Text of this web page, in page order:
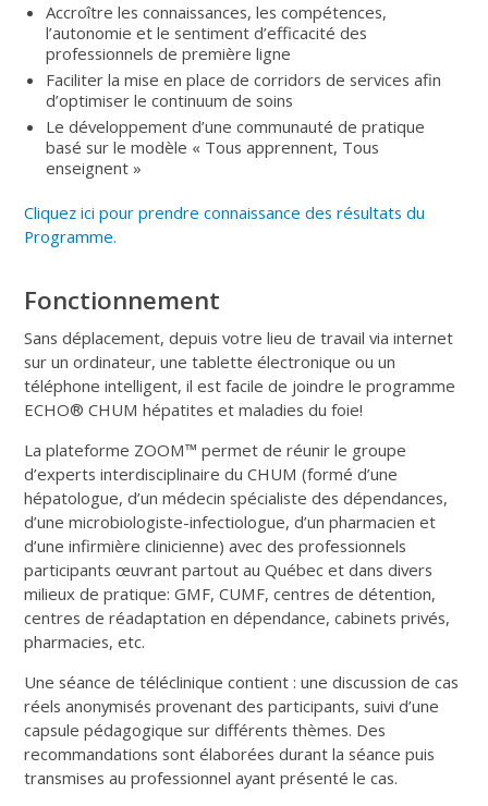
Accroître les connaissances, les compétences,
l’autonomie et le sentiment d’efficacité des
professionnels de première ligne
Faciliter la mise en place de corridors de services afin
d’optimiser le continuum de soins
Le développement d’une communauté de pratique
basé sur le modèle « Tous apprennent, Tous
enseignent »
Cliquez ici pour prendre connaissance des résultats du
Programme.
Fonctionnement
Sans déplacement, depuis votre lieu de travail via internet
sur un ordinateur, une tablette électronique ou un
téléphone intelligent, il est facile de joindre le programme
ECHO® CHUM hépatites et maladies du foie!
La plateforme ZOOM™ permet de réunir le groupe
d’experts interdisciplinaire du CHUM (formé d’une
hépatologue, d’un médecin spécialiste des dépendances,
d’une microbiologiste-infectiologue, d’un pharmacien et
d’une infirmière clinicienne) avec des professionnels
participants œuvrant partout au Québec et dans divers
milieux de pratique: GMF, CUMF, centres de détention,
centres de réadaptation en dépendance, cabinets privés,
pharmacies, etc.
Une séance de téléclinique contient : une discussion de cas
réels anonymisés provenant des participants, suivi d’une
capsule pédagogique sur différents thèmes. Des
recommandations sont élaborées durant la séance puis
transmises au professionnel ayant présenté le cas.